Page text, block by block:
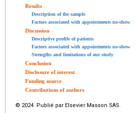
Results
Description of the sample
Factors associated with appointments no-show
Discussion
Descriptive profile of patients
Factors associated with appointments no-show
Strengths and limitations of our study
Conclusion
Disclosure of interest
Funding source
Contributions of authors
© 2024 Publié par Elsevier Masson SAS.